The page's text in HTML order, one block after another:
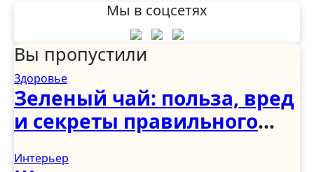
Мы в соцсетях
Вы пропустили
Здоровье
Зеленый чай: польза, вред
и секреты правильного
Интерьер